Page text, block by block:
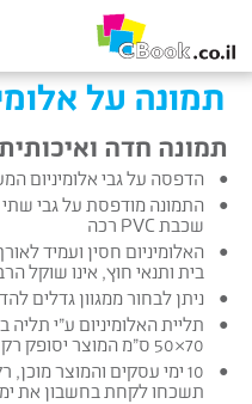
תמונה על
תמונה חדה
הדפסה על גבי אלומיניום
התמונה מודפסת על גבי שתי
שכבת PVC רכה
האלומיניום חסין ועמיד
בית ותנאי חוץ, אינו שוקל
ניתן לבחור ממגוון גדלים להדפסה עד
תליית האלומיניום ע”י
70×50 ס”מ המוצר יסופק רק עם תליית מתכת
10 ימי עסקים והמוצר
תשכחו לקחת בחשבון את